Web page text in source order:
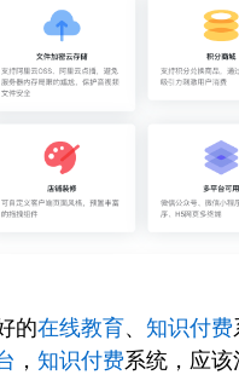
的在线教育、 知识付费
， 知识付费系统，应该